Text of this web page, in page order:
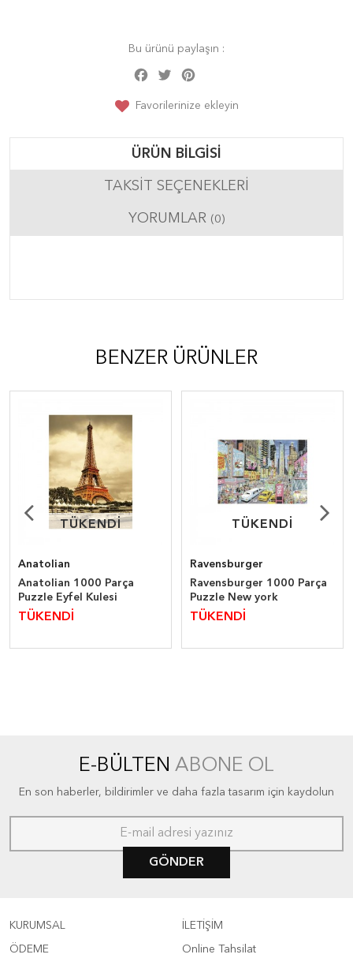
Bu ürünü paylaşın :
Facebook
Twitter
Favorilerinize ekleyin
ÜRÜN BILGISI
TAKSIT SEÇENEKLERI
YORUMLAR (0)
BENZER ÜRÜNLER
TÜKENDİ
TÜKENDİ
Anatolian
Anatolian 1000 Parça
Puzzle Eyfel Kulesi
TÜKENDİ
TÜKENDİ
TÜKENDİ
Ravensburger
Ravensburger 1000 Parça
Puzzle New york
TÜKENDİ
E-BÜLTEN ABONE OL
En son haberler, bildirimler ve daha fazla tasarım için kaydolun
GÖNDER
KURUMSAL
ÖDEME
İLETİŞİM
Online Tahsilat